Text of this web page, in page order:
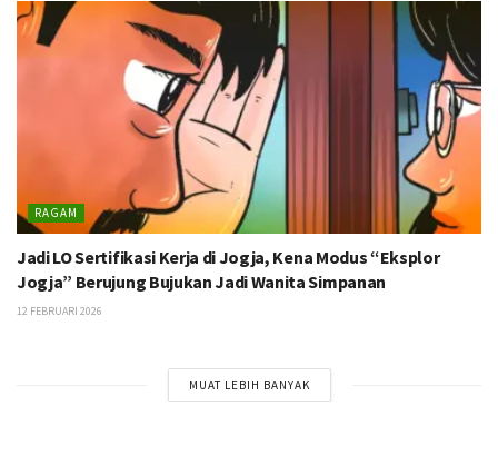
RAGAM
Jadi LO Sertifikasi Kerja di Jogja, Kena Modus “Eksplor
Jogja” Berujung Bujukan Jadi Wanita Simpanan
12 FEBRUARI 2026
MUAT LEBIH BANYAK